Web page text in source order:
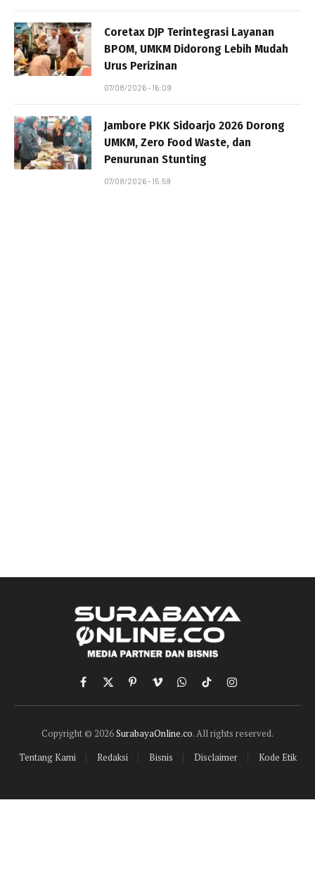
Coretax DJP Terintegrasi Layanan
BPOM, UMKM Didorong Lebih Mudah
Urus Perizinan
07/08/2026 - 16:09
Jambore PKK Sidoarjo 2026 Dorong
UMKM, Zero Food Waste, dan
Penurunan Stunting
07/08/2026 - 15:59
Facebook
X
(Twitter)
PinterestVimeoWhatsApp
TikTokInstagram
Copyright © 2026SurabayaOnline.co. All rights reserved.
Tentang Kami
Redaksi Bisnis Disclaimer Kode Etik